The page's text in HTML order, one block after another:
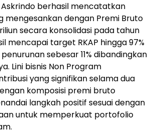
berhasil mencatatkan
mengesankan dengan Premi Bruto
secara konsolidasi pada tahun
mencapai target RKAP hingga 97%
sebesar 11% dibandingkan
Lini bisnis Non Program
yang signifikan selama dua
komposisi premi bruto
langkah positif sesuai dengan
untuk memperkuat portofolio